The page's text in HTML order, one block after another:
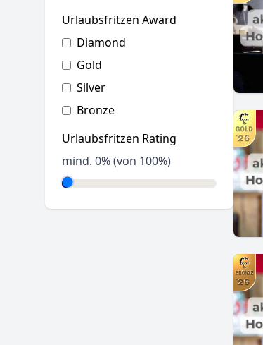
Urlaubsfritzen Award
Diamond
Gold
Silver
Bronze
Urlaubsfritzen Rating
mind. 0% (von 100%)